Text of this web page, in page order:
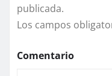
publicada.
Los campos
Comentario